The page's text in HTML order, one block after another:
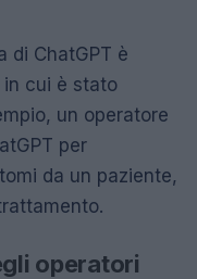
di ChatGPT è
cui è stato
un operatore
per
da un paziente,
operatori